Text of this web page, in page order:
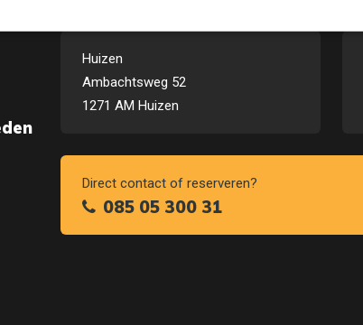
Huizen
Ambachtsweg 52
1271 AM Huizen
Direct contact of reserveren?
085 05 300 31